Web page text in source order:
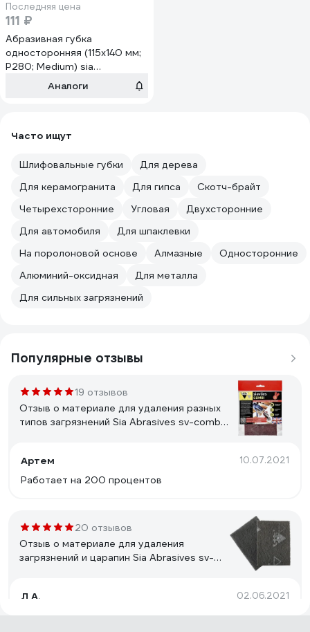
Последняя цена
111 ₽
Абразивная губка
односторонняя (115x140 мм;
P280; Medium) sia
0020.3794Аналоги
Часто ищут
Шлифовальные губки
Для дерева
Для керамогранита
Для гипса
Скотч-брайт
Четырехсторонние
Угловая
Двухсторонние
Для автомобиля
Для шпаклевки
На поролоновой основе
Алмазные
Односторонние
Алюминий-оксидная
Для металла
Для сильных загрязнений
Популярные отзывы
19 отзывов
Отзыв о материале для удаления разных
типов загрязнений Sia Abrasives sv-combi-
Артем
10.07.2021
Работает на 200 процентов
20 отзывов
Отзыв о материале для удаления
загрязнений и царапин Sia Abrasives sv-
Л А.
02.06.2021
Упаковка и цена. Свойства материала